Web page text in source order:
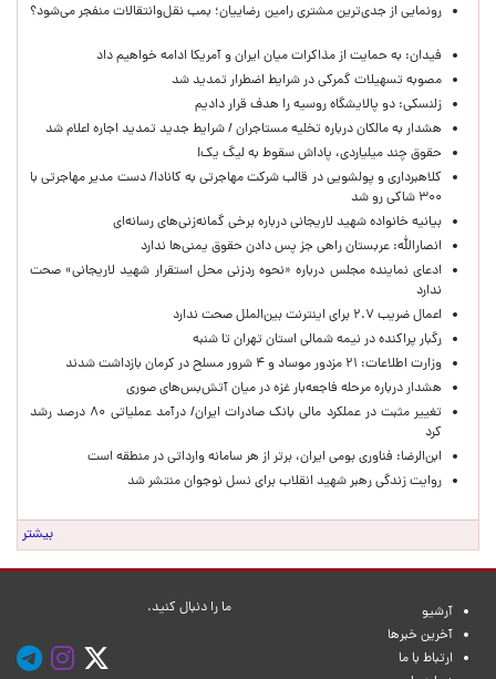
رونمایی از جدی‌ترین مشتری رامین رضاییان؛ بمب نقل‌وانتقالات منفجر می‌شود؟
فیدان: به حمایت از مذاکرات میان ایران و آمریکا ادامه خواهیم داد
مصوبه تسهیلات گمرکی در شرایط اضطرار تمدید شد
زلنسکی: دو پالایشگاه روسیه را هدف قرار دادیم
هشدار به مالکان درباره تخلیه مستاجران / شرایط جدید تمدید اجاره اعلام شد
حقوق چند میلیاردی، پاداش سقوط به لیگ یک!
کلاهبرداری و پولشویی در قالب شرکت مهاجرتی به کانادا/ دست مدیر مهاجرتی با
۳۰۰ شاکی رو شد
بیانیه خانواده شهید لاریجانی درباره برخی گمانه‌زنی‌های رسانه‌ای
انصارالله: عربستان راهی جز پس دادن حقوق یمنی‌ها ندارد
ادعای نماینده مجلس درباره «نحوه ردزنی محل استقرار شهید لاریجانی» صحت
ندارد
اعمال ضریب ۲.۷ برای اینترنت بین‌الملل صحت ندارد
رگبار پراکنده در نیمه شمالی استان تهران تا شنبه
وزارت اطلاعات: ۲۱ مزدور موساد و ۴ شرور مسلح در کرمان بازداشت شدند
هشدار درباره مرحله فاجعه‌بار غزه در میان آتش‌بس‌های صوری
تغییر مثبت در عملکرد مالی بانک صادرات ایران/ درآمد عملیاتی ۸۰ درصد رشد
کرد
ابن‌الرضا: فناوری بومی ایران، برتر از هر سامانه وارداتی در منطقه است
روایت زندگی رهبر شهید انقلاب برای نسل نوجوان منتشر شد
بیشتر
آرشیو
آخرین خبرها
ارتباط با ما
ما را دنبال کنید.